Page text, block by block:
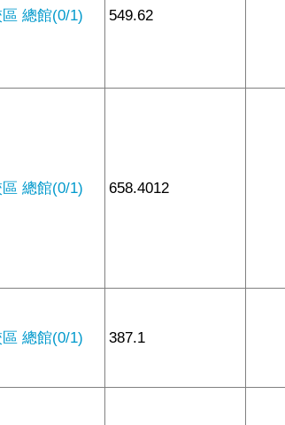
總館(0/1) 549.62
總館(0/1) 658.4012
總館(0/1) 387.1